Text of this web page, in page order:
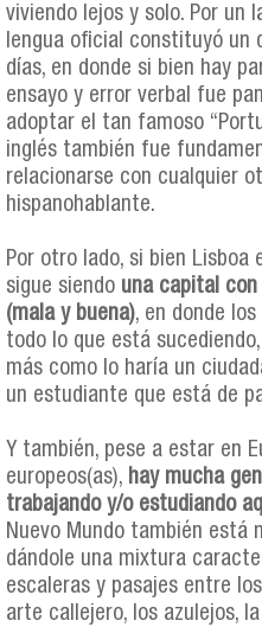
viviendo lejos y solo. Por un
lengua oficial constituyó un
días, en donde si bien hay
ensayo y error verbal fue
adoptar el tan famoso
inglés también fue
relacionarse con cualquier
hispanohablante.
Por otro lado, si bien Lisboa
sigue siendo una capital
(mala y buena), en donde
todo lo que está
más como lo haría un
un estudiante que está de
Y también, pese a estar en
europeos(as), hay mucha
trabajando y/o estudiando
Nuevo Mundo también está
dándole una mixtura
escaleras y pasajes entre
arte callejero, los azulejos,